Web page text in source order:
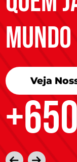
Veja
+650